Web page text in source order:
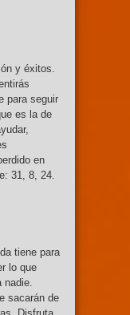
y éxitos.
para seguir
es la de
en
31, 8, 24.
tiene para
lo que
nadie.
sacarán de